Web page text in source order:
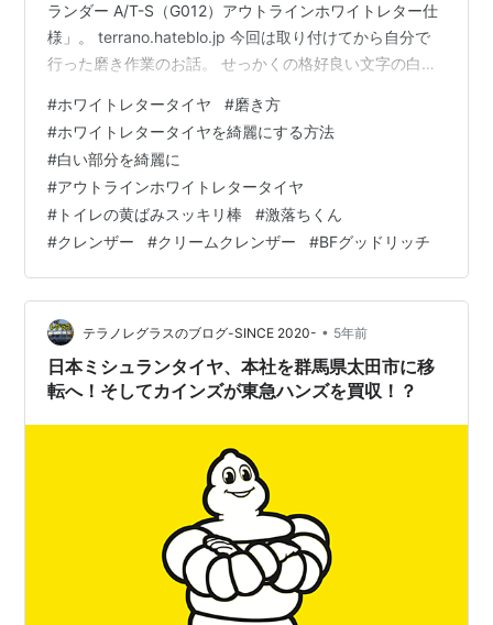
ランダー A/T-S（G012）アウトラインホワイトレター仕
様」。 terrano.hateblo.jp 今回は取り付けてから自分で
行った磨き作業のお話。 せっかくの格好良い文字の白部
汚れでくすんでいたのはもちろん想定内。事前にネット
でアウトラインホワイトレタータイヤ（ホワイトレター
タイヤ）のことを調べたら白い部分は白塗料を塗ってい
るわけではなく、元々のゴムの色である白いゴムを使っ
ているとのことらしい。因みに、アウトラインホワイト
レターとは文…
#ホワイトレタータイヤ #磨き方
#ホワイトレタータイヤを綺麗にする方法
#白い部分を綺麗に
#アウトラインホワイトレタータイヤ
# トイレの黄ばみスッキリ棒 #激落ちくん
#クレンザー #クリームクレンザー #BFグッドリッチ
テラノレグラスのブログ-SINCE 2020- • 5年前
日本ミシュランタイヤ、本社を群馬県太田市に移
転へ！そしてカインズが東急ハンズを買収！？